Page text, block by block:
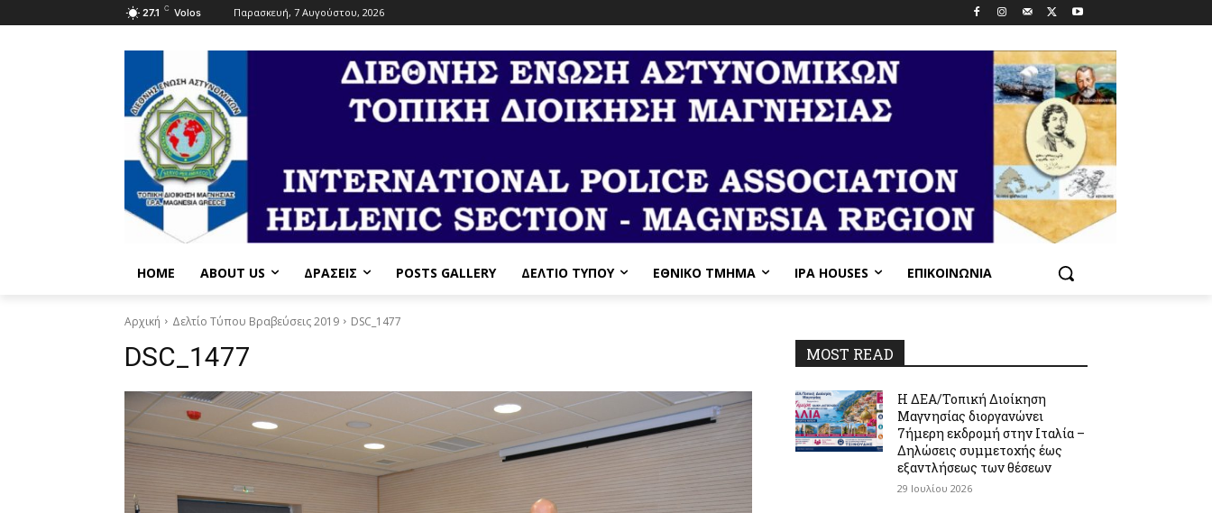
27.1 C Volos Παρασκευή, 7 Αυγούστου, 2026
HOME ABOUT US ΔΡΆΣΕΙΣ POSTS GALLERY ΔΕΛΤΙΟ ΤΥΠΟΥ ΕΘΝΙΚΌ ΤΜΉΜΑ IPA HOUSES ΕΠΙΚΟΙΝΩΝΊΑ
Αρχική Δελτίο Τύπου Βραβεύσεις 2019 DSC_1477
DSC_1477 MOST READ
Η ΔΕΑ/Τοπική Διοίκηση
Μαγνησίας διοργανώνει
7ήμερη εκδρομή στην Ιταλία –
Δηλώσεις συμμετοχής έως
εξαντλήσεως των θέσεων
29 Ιουλίου 2026